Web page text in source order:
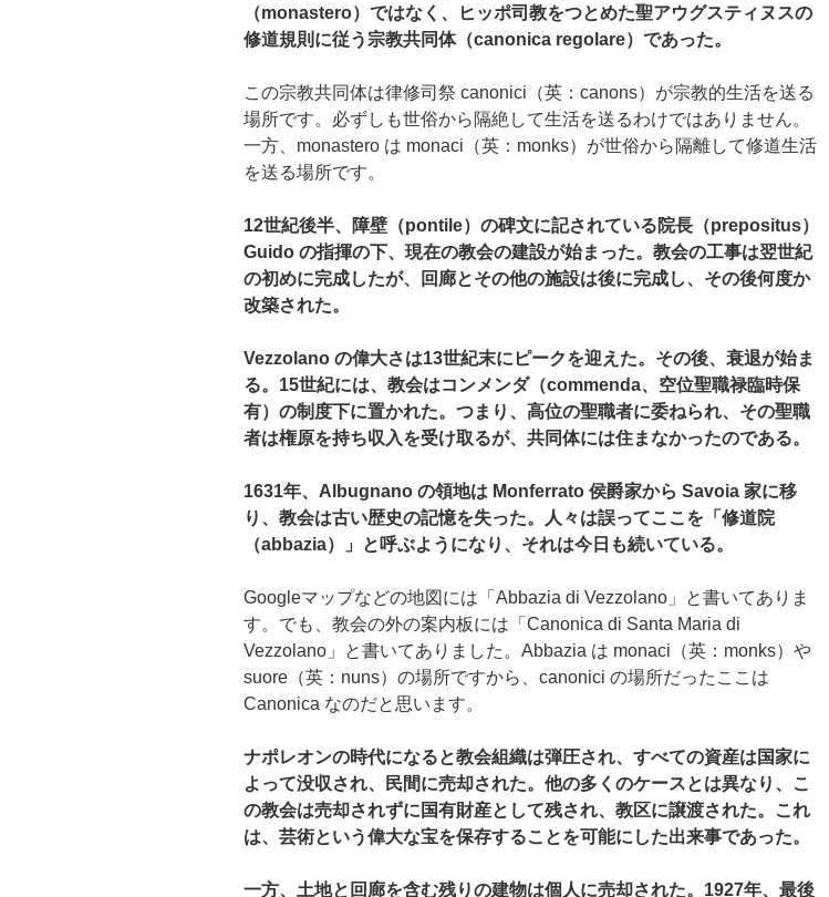
（monastero）ではなく、ヒッポ司教をつとめた聖アウグスティヌスの
修道規則に従う 宗教共同体（canonica regolare）であった。
この宗教共同体は律修司祭 canonici（英：canons）が宗教的生活を送る
場所です。必ずしも世俗から隔絶して生活を送るわけではありません。
一方、monastero は monaci（英：monks）が世俗から隔離して修道生活
を送る場所です。
12世紀後半、障壁（pontile）の碑文に記されている院長 （prepositus）
Guido の指揮の下、現在の教会の建設が始まった。教会の工事は翌世紀
の初めに完成したが、回廊とその他の施設は後に完成し、その後何度か
改築された。
Vezzolano の偉大さは13世紀末にピークを迎えた。その後、衰退が始ま
る。15世紀には、教会はコンメンダ（commenda、 空位聖職禄臨時保
有）の制度下に置かれた。つまり、高位の聖職者に委ねられ、その聖職
者は権原を持ち収入を受け取るが、共同体には住まなかったのである。
1631年、Albugnano の領地は Monferrato 侯爵家から Savoia 家に移
り、教会は古い歴史の記憶を失った。人々は誤ってここを「修道院
（abbazia）」と呼ぶようになり、それは今日も続いている。
Googleマップなどの地図には「Abbazia di Vezzolano」と書いてありま
す。でも、教会の外の案内板には「Canonica di Santa Maria di
Vezzolano」と書いてありました。Abbazia は monaci（英：monks）や
suore（英：nuns）の場所ですから、canonici の場所だったここは
Canonica なのだと思います。
ナポレオンの時代になると教会組織は弾圧され、すべての資産は国家に
よって没収され、民間に売却された。他の多くのケースとは異なり、こ
の教会は売却されずに国有財産として残され、教区に譲渡された。これ
は、芸術という偉大な宝を保存することを可能にした出来事であった。
一方、土地と回廊を含む残りの建物は個人に売却された。1927年、最後